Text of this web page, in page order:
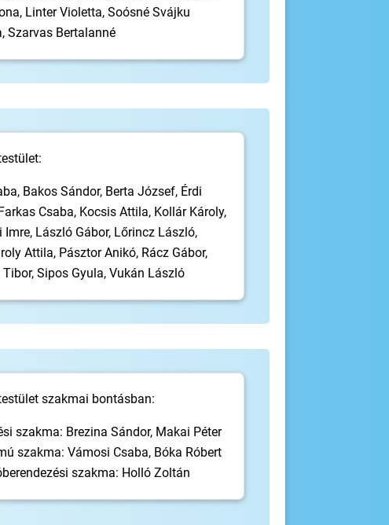
Linter Violetta, Soósné Svájku
Szarvas Bertalanné
Bakos Sándor, Berta József, Érdi
Csaba, Kocsis Attila, Kollár Károly,
Imre, László Gábor, Lőrincz László,
Attila, Pásztor Anikó, Rácz Gábor,
Tibor, Sipos Gyula, Vukán László
szakmai bontásban:
szakma: Brezina Sándor, Makai Péter
szakma: Vámosi Csaba, Bóka Róbert
szakma: Holló Zoltán